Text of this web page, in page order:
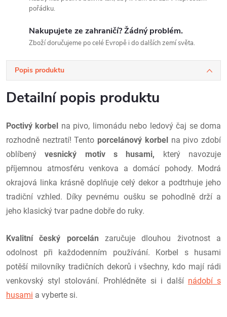
pořádku.
Nakupujete ze zahraničí? Žádný problém.
Zboží doručujeme po celé Evropě i do dalších zemí světa.
Popis produktu
Detailní popis produktu
Poctivý korbel na pivo, limonádu nebo ledový čaj se doma
rozhodně neztratí! Tento porcelánový korbelna pivo zdobí
oblíbený vesnický motiv s husami, který navozuje
příjemnou atmosféru venkova a domácí pohody. Modrá
okrajová linka krásně doplňuje celý dekor a podtrhuje jeho
tradiční vzhled. Díky pevnému oušku se pohodlně drží a
jeho klasický tvar padne dobře do ruky.
Kvalitní český porcelán zaručuje dlouhou životnost a
odolnost při každodenním používání. Korbel s husami
potěší milovníky tradičních dekorů i všechny, kdo mají rádi
venkovský styl stolování. Prohlédněte si i další nádobí s
husami a vyberte si.